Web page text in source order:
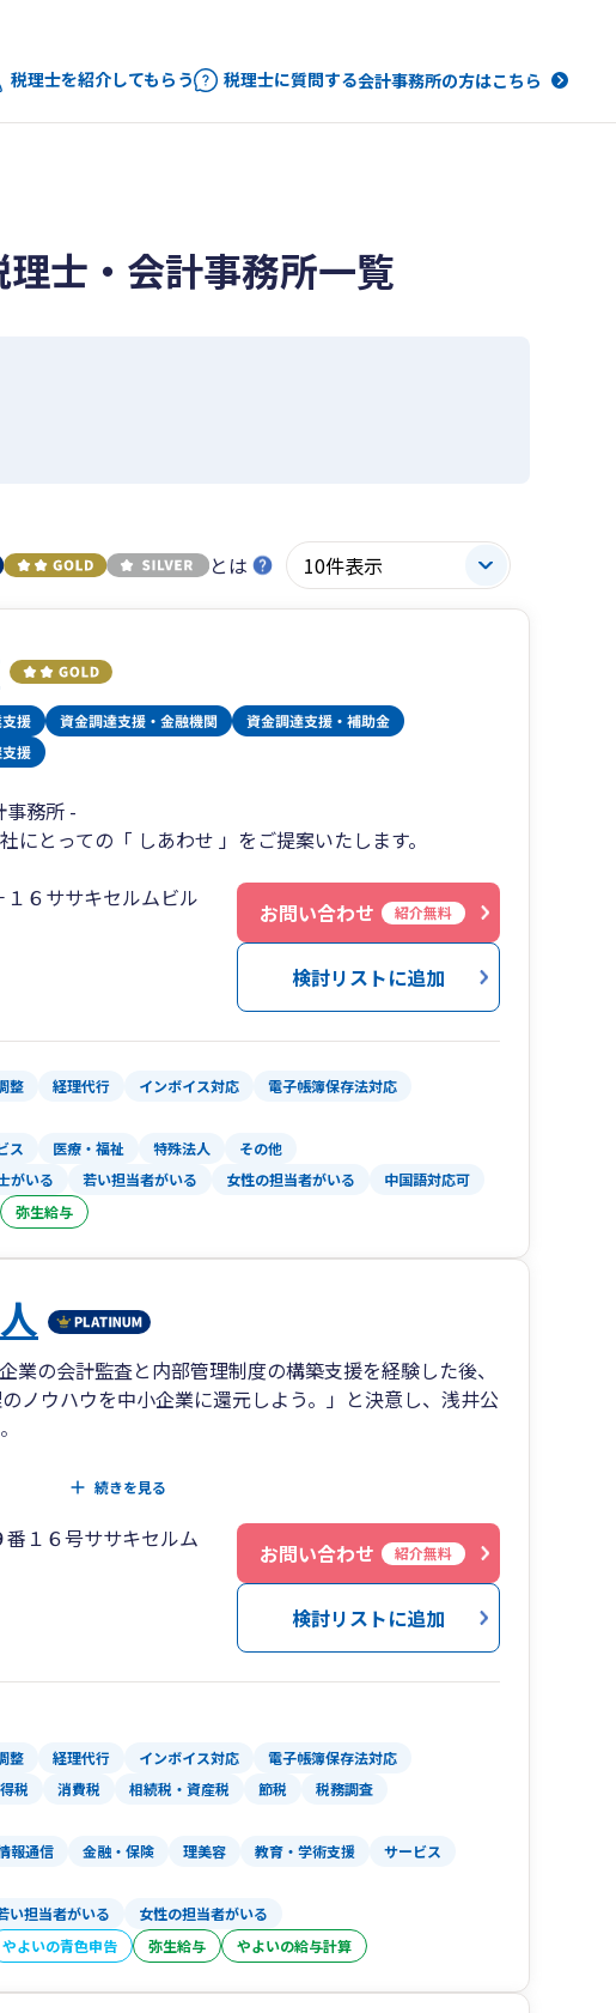
税理士を紹介してもらう 税理士に質問する会計事務所の方はこちら
士・会計事務所一覧
とは
事務所 -
にとっての「 しあわせ 」をご提案いたします。
６ササキセルムビル
お問い合わせ 紹介無料
検討リストに追加
整 経理代行 インボイス対応
電子帳簿保存法対応
ス 医療・福祉 特殊法人 その他
がいる 若い担当者がいる 女性の担当者がいる 中国語対応可
弥生給与
業の会計監査と内部管理制度の構築支援を経験した後、
ノウハウを中小企業に還元しよう。」と決意し、浅井公
会計士事務所と中川公認会計士事務所が合併して「みど
ンサルティングサービスを提供すること」です。
、植物が人をリラックスさせるように、当法人もお客様
、ご満足のいただくご対応をさせていただく思いが込め
策はもちろんのこと、常時10種類以上のフリードリンク
、清潔な明るいお部屋でお客様をお待ちしております。
浅井 清史
続きを見る
１６号ササキセルム
お問い合わせ 紹介無料
検討リストに追加
整 経理代行 インボイス対応
電子帳簿保存法対応
税 消費税 相続税・資産税 節税
税務調査
報通信 金融・保険 理美容 教育・学術支援
サービス
い担当者がいる 女性の担当者がいる
やよいの青色申告 弥生給与 やよいの給与計算